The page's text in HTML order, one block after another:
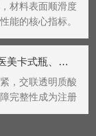
材料表面顺滑度
能的核心指标。
、家纺纺织材料
粗糙等问题，直
符合药典 9628 真空衰减检漏｜医美卡式瓶、玻尿酸预充针密封完整性检测
，交联透明质酸
完整性成为注册
典9628无菌药